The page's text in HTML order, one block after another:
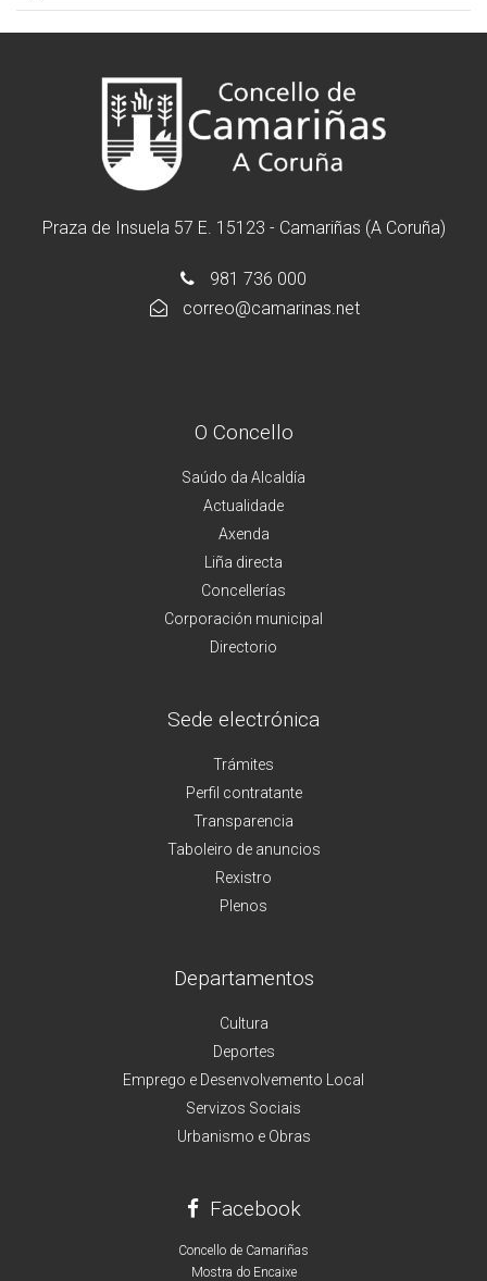
Praza de Insuela 57 E. 15123 - Camariñas (A Coruña)
981 736 000
correo@camarinas.net
O Concello
Saúdo da Alcaldía
Actualidade
Axenda
Liña directa
Concellerías
Corporación municipal
Directorio
Sede electrónica
Trámites
Perfil contratante
Transparencia
Taboleiro de anuncios
Rexistro
Plenos
Departamentos
Cultura
Deportes
Emprego e Desenvolvemento Local
Servizos Sociais
Urbanismo e Obras
Facebook
Concello de Camariñas
Mostra do Encaixe